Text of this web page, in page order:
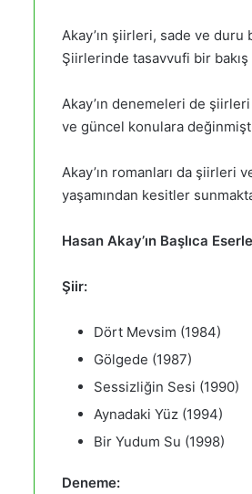
Akay’ın şiirleri, sade ve
Şiirlerinde tasavvufi bir bakış
Akay’ın denemeleri de
ve güncel konulara
Akay’ın romanları da şiirleri
yaşamından kesitler
Hasan Akay’ın Başlıca
Şiir:
Dört Mevsim (1984)
Gölgede (1987)
Sessizliğin Sesi (1990)
Aynadaki Yüz (1994)
Bir Yudum Su (1998)
Deneme: